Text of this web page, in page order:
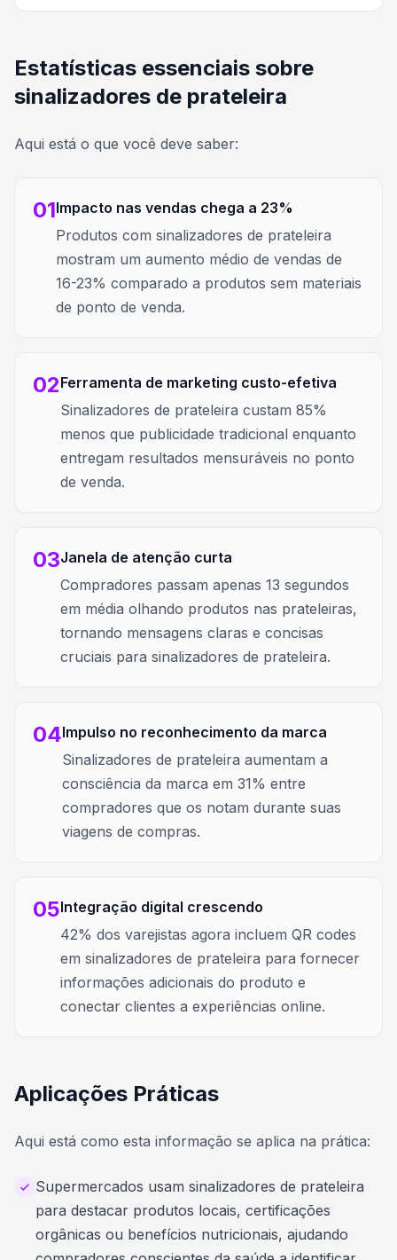
Estatísticas essenciais sobre
sinalizadores de prateleira
Aqui está o que você deve saber:
01Impacto nas vendas chega a 23%
Produtos com sinalizadores de prateleira
mostram um aumento médio de vendas de
16-23% comparado a produtos sem materiais
de ponto de venda.
02Ferramenta de marketing custo-efetiva
Sinalizadores de prateleira custam 85%
menos que publicidade tradicional enquanto
entregam resultados mensuráveis no ponto
de venda.
03Janela de atenção curta
Compradores passam apenas 13 segundos
em média olhando produtos nas prateleiras,
tornando mensagens claras e concisas
cruciais para sinalizadores de prateleira.
04Impulso no reconhecimento da marca
Sinalizadores de prateleira aumentam a
consciência da marca em 31% entre
compradores que os notam durante suas
viagens de compras.
05Integração digital crescendo
42% dos varejistas agora incluem QR codes
em sinalizadores de prateleira para fornecer
informações adicionais do produto e
conectar clientes a experiências online.
Aplicações Práticas
Aqui está como esta informação se aplica na prática:
Supermercados usam sinalizadores de prateleira
para destacar produtos locais, certificações
orgânicas ou benefícios nutricionais, ajudando